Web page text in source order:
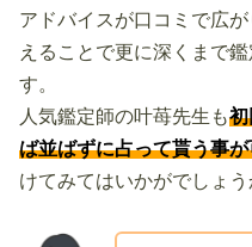
アドバイスが口コミで広
えることで更に深くまで
す。
人気鑑定師の叶苺先生も初
ば並ばずに占って貰う事
けてみてはいかがでしょう